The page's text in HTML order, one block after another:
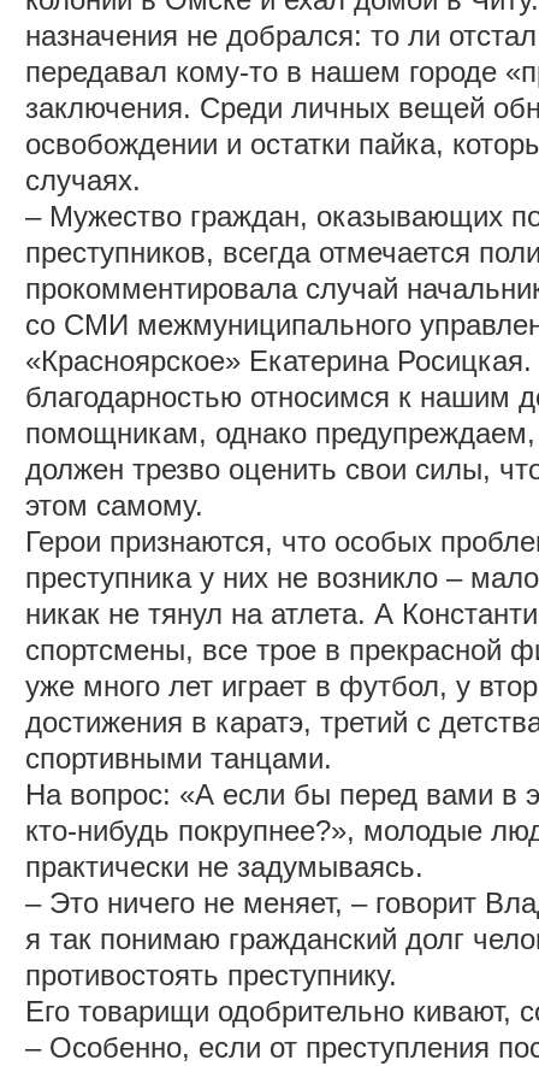
назначения не добрался: то ли
передавал кому-то в нашем городе
заключения. Среди личных вещей
освобождении и остатки пайка,
случаях.
‒ Мужество граждан, оказывающих
преступников, всегда отмечается
прокомментировала случай
со СМИ межмуниципального
«Красноярское» Екатерина
благодарностью относимся к нашим
помощникам, однако предупреждаем,
должен трезво оценить свои силы,
этом самому.
Герои признаются, что особых
преступника у них не возникло –
никак не тянул на атлета. А
спортсмены, все трое в прекрасной
уже много лет играет в футбол, у
достижения в каратэ, третий с
спортивными танцами.
На вопрос: «А если бы перед вами в
кто-нибудь покрупнее?», молодые
практически не задумываясь.
‒ Это ничего не меняет, ‒ говорит
я так понимаю гражданский долг
противостоять преступнику.
Его товарищи одобрительно кивают,
‒ Особенно, если от преступления